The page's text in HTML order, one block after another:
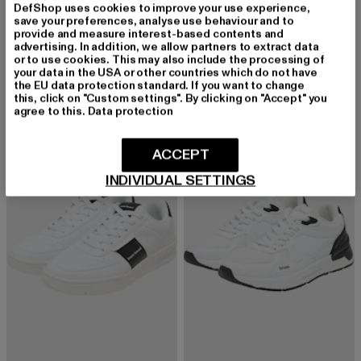
TOM TAILOR
Sneaker Low
45,99 EUR
Derzeitiger Preis: 45,99 EUR
BRUNO BANANI
JFK
40,19 EUR
Derzeitiger Preis: 40,19 EUR
59,99 EURAktionspreis:
DefShop uses cookies to improve your use experience,
save your preferences, analyse use behaviour and to
provide and measure interest-based contents and
advertising. In addition, we allow partners to extract data
or to use cookies. This may also include the processing of
your data in the USA or other countries which do not have
the EU data protection standard. If you want to change
this, click on "Custom settings". By clicking on "Accept" you
agree to this. Data protection
INDIVIDUAL SETTINGS
ACCEPT